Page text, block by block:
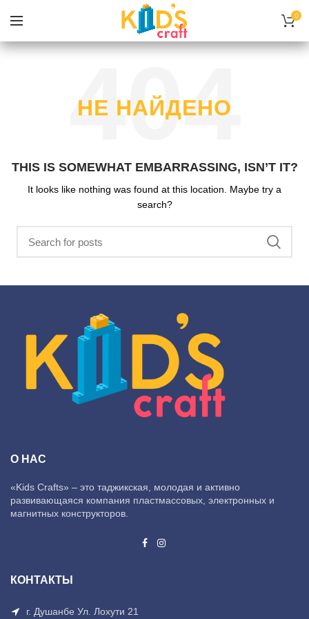
0
НЕ НАЙДЕНО
THIS IS SOMEWHAT EMBARRASSING, ISN’T IT?
It looks like nothing was found at this location. Maybe try a
search?
О НАС
«Kids Crafts» – это таджикская, молодая и активно
развивающаяся компания пластмассовых, электронных и
магнитных конструкторов.
КОНТАКТЫ
г. Душанбе Ул. Лохути 21